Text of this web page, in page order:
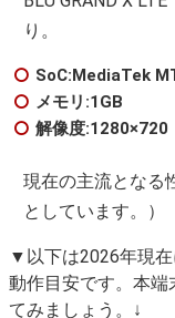
り。
SoC:MediaTek
メモリ:1GB
解像度:1280×720
現在の主流となる
としています。）
▼以下は2026年現
動作目安です。本端
てみましょう。↓